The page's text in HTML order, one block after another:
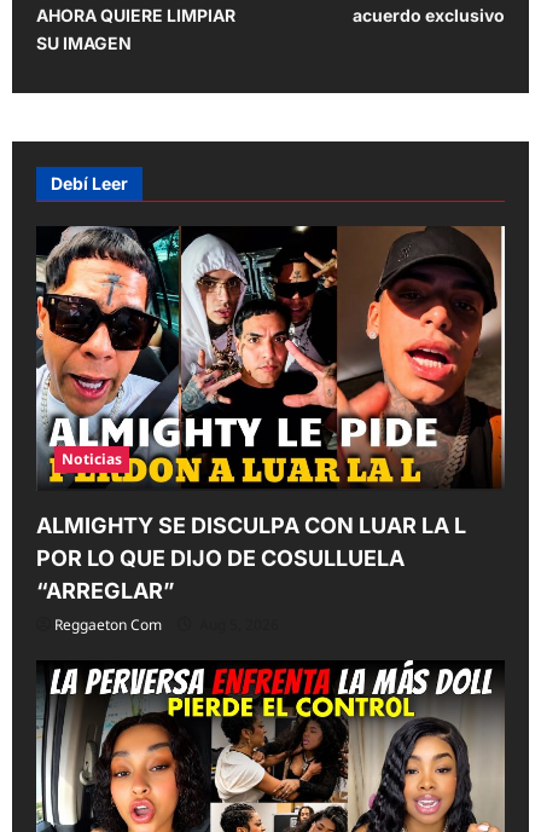
t
n
a
i
g
a
t
i
o
n
AHORA QUIERE LIMPIAR
SU IMAGEN
acuerdo exclusivo
Debí Leer
Noticias
ALMIGHTY SE DISCULPA CON LUAR LA L
POR LO QUE DIJO DE COSULLUELA
“ARREGLAR”
Reggaeton Com